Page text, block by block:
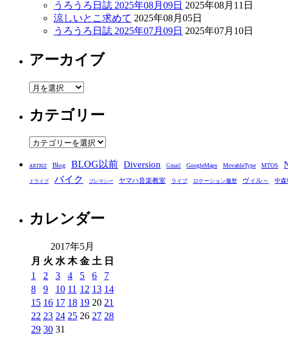
うろうろ日誌 2025年08月09日 2025年08月11日
涼しいとこ求めて 2025年08月05日
うろうろ日誌 2025年07月09日 2025年07月10日
アーカイブ
ア
カ
イ
ブ
カテゴリー
カ
ゴ
リ
ARTRIZ Blog BLOG以前 Diversion Gmail GoogleMaps MovableType MTOS
ドライブ バイク プレマシー ヤマハ音楽教室 ライブ ロケーション履歴 ヴィル～ 中森
カレンダー
2017年5月
月 火 水 木 金 土 日
1
2 3 4 5 6
7
8
9 10 11 12 13 14
15 16 17 18 19 20 21
22 23 24 25 26 27 28
29 30 31